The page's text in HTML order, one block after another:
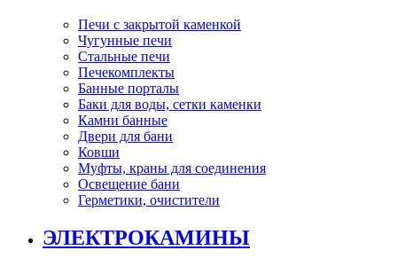
Печи с закрытой каменкой
Чугунные печи
Стальные печи
Печекомплекты
Банные порталы
Баки для воды, сетки каменки
Камни банные
Двери для бани
Ковши
Муфты, краны для соединения
Освещение бани
Герметики, очистители
ЭЛЕКТРОКАМИНЫ